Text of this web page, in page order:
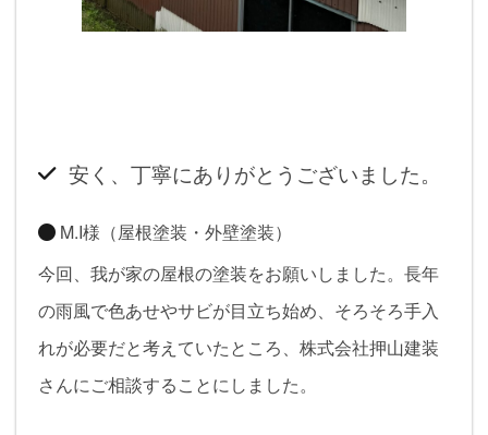
安く、丁寧にありがとうございました。
M.I様（屋根塗装・外壁塗装）
今回、我が家の屋根の塗装をお願いしました。長年
の雨風で色あせやサビが目立ち始め、そろそろ手入
れが必要だと考えていたところ、株式会社押山建装
さんにご相談することにしました。